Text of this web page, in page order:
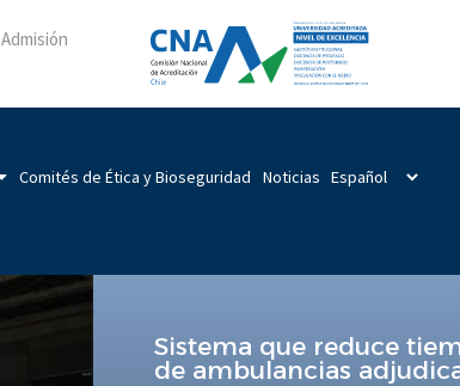
Admisión
Comités de Ética y Bioseguridad Noticias
Sistema que reduce
de ambulancias